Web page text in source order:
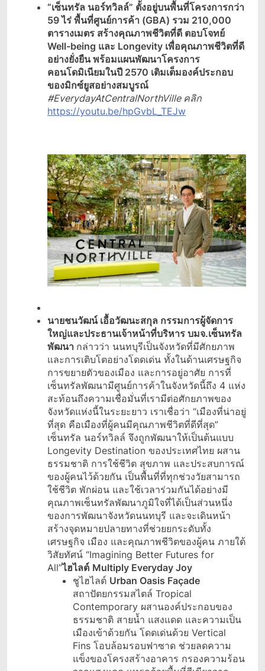
“เซ็นทรัล นอร์ทวิลล์” ตั้งอยู่บนพื้นที่โครงการกว่า
59 ไร่ พื้นที่ศูนย์การค้า (GBA) รวม 210,000
ตารางเมตร สร้างคุณภาพชีวิตที่ดี ตอบโจทย์
Well-being และ Longevity เพื่อคุณภาพชีวิตที่ดี
อย่างยั่งยืน พร้อมแผนพัฒนาโครงการ
คอนโดมิเนียมในปี 2570 เติมเต็มองค์ประกอบ
ของมิกซ์ยูสอย่างสมบูรณ์
#EverydayAtCentralNorthVille คลิก
https://youtu.be/hpGvbL_TEJw
นายชนวัฒน์ เอื้อวัฒนะสกุล กรรมการผู้จัดการ
ใหญ่และประธานเจ้าหน้าที่บริหาร บมจ.เซ็นทรัล
พัฒนา กล่าวว่า นนทบุรีเป็นจังหวัดที่มีศักยภาพ
และการเติบโตอย่างโดดเด่น ทั้งในด้านเศรษฐกิจ
การขยายตัวของเมือง และการอยู่อาศัย การที่
เซ็นทรัลพัฒนามีศูนย์การค้าในจังหวัดนี้ถึง 4 แห่ง
สะท้อนถึงความเชื่อมั่นที่เรามีต่อศักยภาพของ
จังหวัดแห่งนี้ในระยะยาว เราเชื่อว่า “เมืองที่น่าอยู่
ที่สุด คือเมืองที่ผู้คนมีคุณภาพชีวิตที่ดีที่สุด”
เซ็นทรัล นอร์ทวิลล์ จึงถูกพัฒนาให้เป็นต้นแบบ
Longevity Destination ของประเทศไทย ผสาน
ธรรมชาติ การใช้ชีวิต สุขภาพ และประสบการณ์
ของผู้คนไว้ด้วยกัน เป็นพื้นที่ที่ทุกช่วงวัยสามารถ
ใช้ชีวิต พักผ่อน และใช้เวลาร่วมกันได้อย่างมี
คุณภาพเซ็นทรัลพัฒนาภูมิใจที่ได้เป็นส่วนหนึ่ง
ของการพัฒนาจังหวัดนนทบุรี และจะเดินหน้า
สร้างจุดหมายปลายทางที่ช่วยยกระดับทั้ง
เศรษฐกิจ เมือง และคุณภาพชีวิตของผู้คน ภายใต้
วิสัยทัศน์ “Imagining Better Futures for
All”ไฮไลต์ Multiply Everyday Joy
ชูไฮไลต์ Urban Oasis Façade
สถาปัตยกรรมสไตล์ Tropical
Contemporary ผสานองค์ประกอบของ
ธรรมชาติ สายน้ำ แสงแดด และความเป็น
เมืองเข้าด้วยกัน โดดเด่นด้วย Vertical
Fins โอบล้อมรอบฟาซาด ช่วยลดความ
แข็งของโครงสร้างอาคาร กรองความร้อน